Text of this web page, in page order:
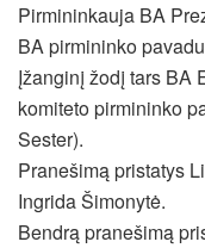
Pirmininkauja BA
BA pirmininko
Įžanginį žodį tars BA
komiteto pirmininko
Sester).
Pranešimą pristatys
Ingrida Šimonytė.
Bendrą pranešimą